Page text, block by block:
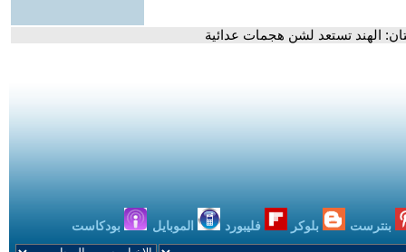
الهند تستعد لشن هجمات عدائية
بنترست بلوكر فليبورد الموبايل بودكاست